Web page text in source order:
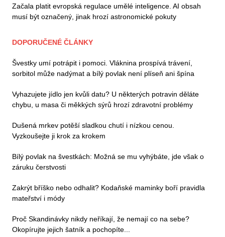
Začala platit evropská regulace umělé inteligence. AI obsah
musí být označený, jinak hrozí astronomické pokuty
DOPORUČENÉ ČLÁNKY
Švestky umí potrápit i pomoci. Vláknina prospívá trávení,
sorbitol může nadýmat a bílý povlak není plíseň ani špína
Vyhazujete jídlo jen kvůli datu? U některých potravin děláte
chybu, u masa či měkkých sýrů hrozí zdravotní problémy
Dušená mrkev potěší sladkou chutí i nízkou cenou.
Vyzkoušejte ji krok za krokem
Bílý povlak na švestkách: Možná se mu vyhýbáte, jde však o
záruku čerstvosti
Zakrýt bříško nebo odhalit? Kodaňské maminky boří pravidla
mateřství i módy
Proč Skandinávky nikdy neříkají, že nemají co na sebe?
Okopírujte jejich šatník a pochopíte...